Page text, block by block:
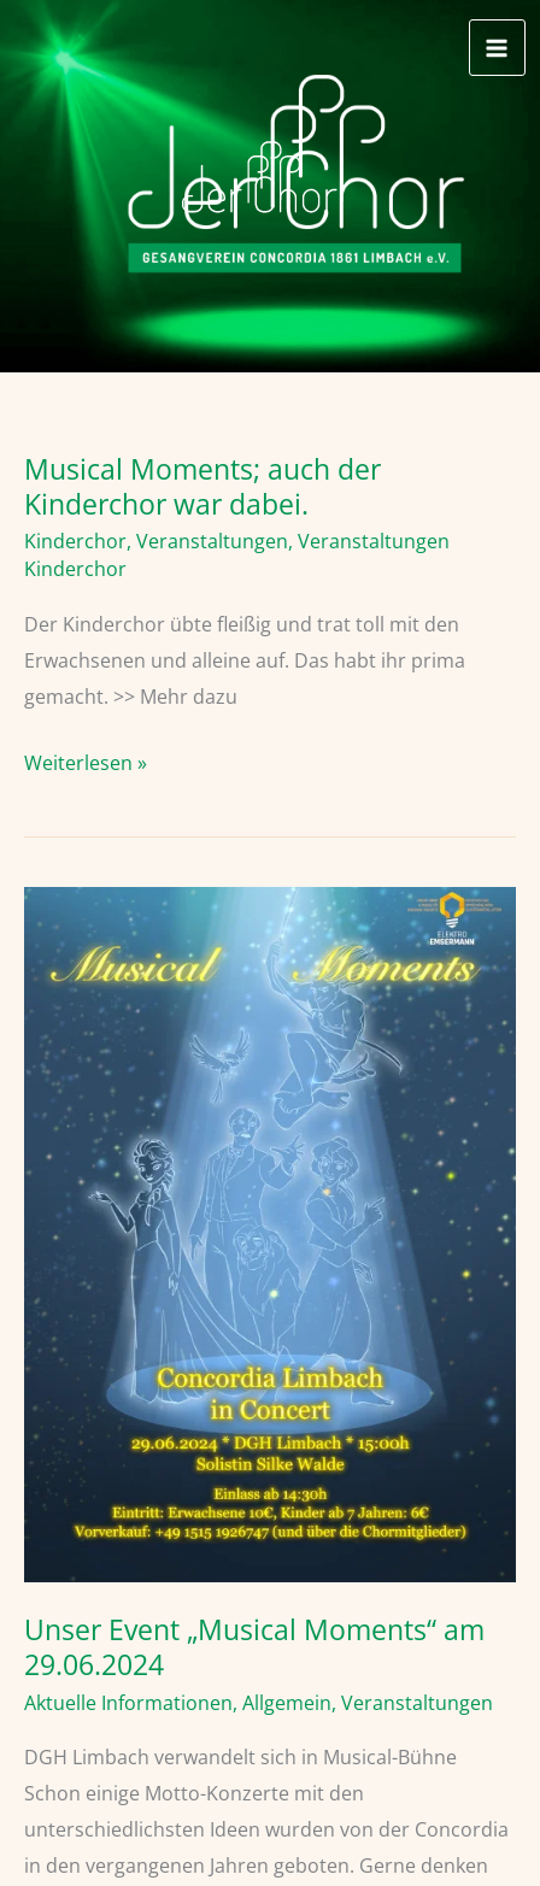
Inhalt
springen
Musical Moments; auch der
Kinderchor war dabei.
Kinderchor, Veranstaltungen, Veranstaltungen
Kinderchor
Der Kinderchor übte fleißig und trat toll mit den
Erwachsenen und alleine auf. Das habt ihr prima
gemacht. >> Mehr dazu
Musical
auch
Kinderchor
dabei.
Weiterlesen »
Unser Event „Musical Moments“ am
29.06.2024
Aktuelle Informationen, Allgemein, Veranstaltungen
DGH Limbach verwandelt sich in Musical-Bühne
Schon einige Motto-Konzerte mit den
unterschiedlichsten Ideen wurden von der Concordia
in den vergangenen Jahren geboten. Gerne denken